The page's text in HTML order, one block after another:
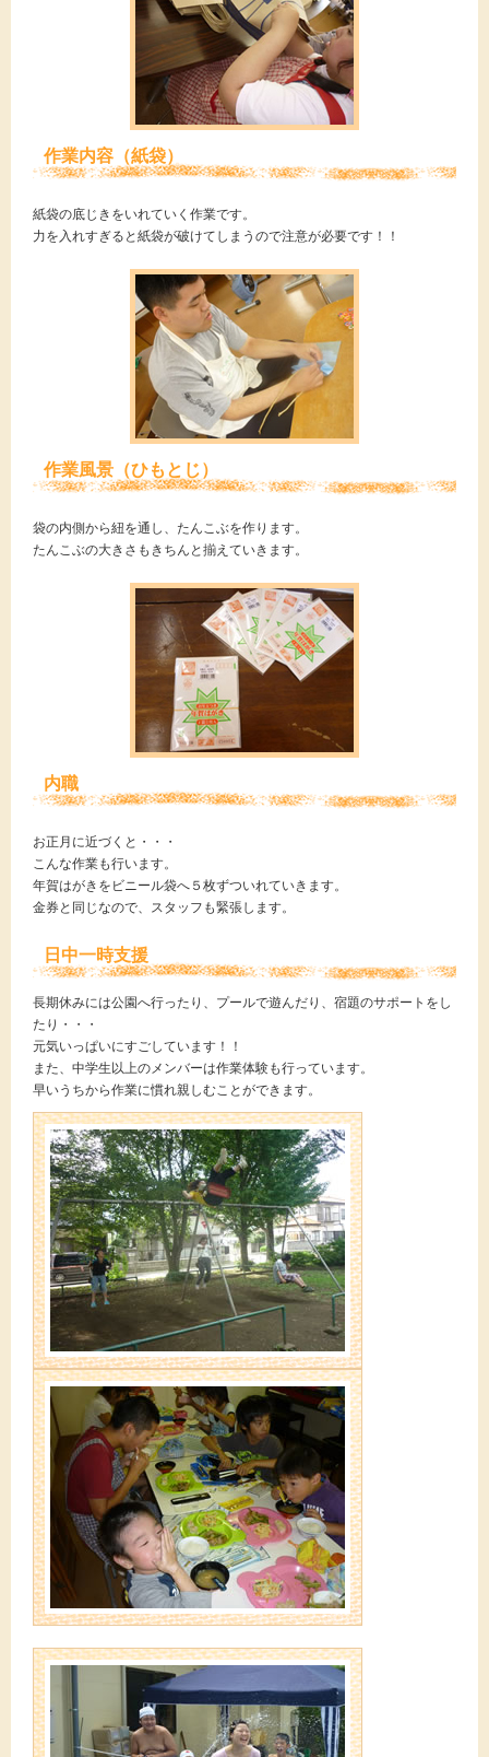
作業内容（紙袋）
紙袋の底じきをいれていく作業です。
力を入れすぎると紙袋が破けてしまうので注意が必要です！！
作業風景（ひもとじ）
袋の内側から紐を通し、たんこぶを作ります。
たんこぶの大きさもきちんと揃えていきます。
内職
お正月に近づくと・・・
こんな作業も行います。
年賀はがきをビニール袋へ５枚ずついれていきます。
金券と同じなので、スタッフも緊張します。
日中一時支援
長期休みには公園へ行ったり、プールで遊んだり、宿題のサポートをし
たり・・・
元気いっぱいにすごしています！！
また、中学生以上のメンバーは作業体験も行っています。
早いうちから作業に慣れ親しむことができます。